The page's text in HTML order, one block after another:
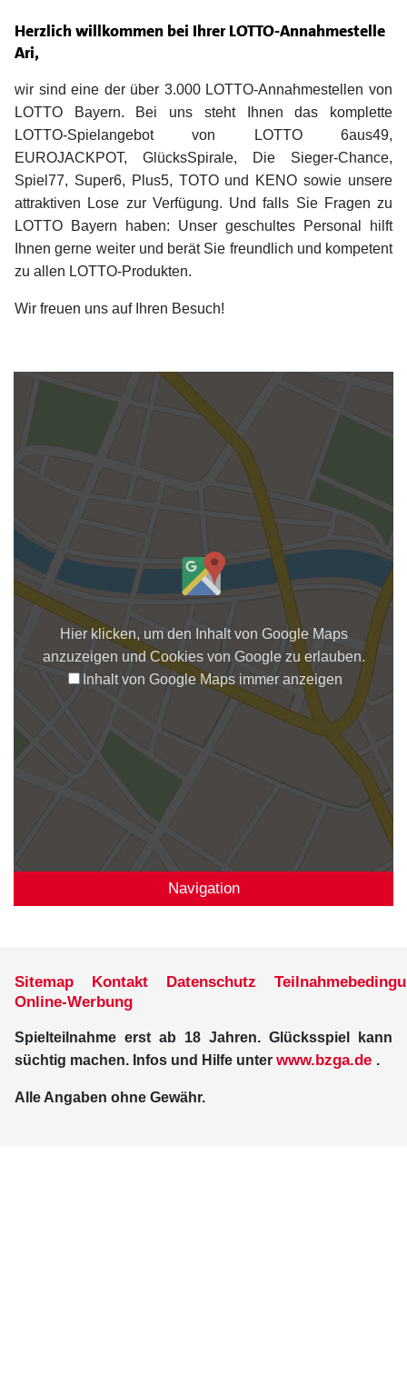
Herzlich willkommen bei Ihrer LOTTO-Annahmestelle
Ari,
wir sind eine der über 3.000 LOTTO-Annahmestellen von
LOTTO Bayern. Bei uns steht Ihnen das komplette
LOTTO-Spielangebot von LOTTO 6aus49,
EUROJACKPOT, GlücksSpirale, Die Sieger-Chance,
Spiel77, Super6, Plus5, TOTO und KENO sowie unsere
attraktiven Lose zur Verfügung. Und falls Sie Fragen zu
LOTTO Bayern haben: Unser geschultes Personal hilft
Ihnen gerne weiter und berät Sie freundlich und kompetent
zu allen LOTTO-Produkten.
Wir freuen uns auf Ihren Besuch!
Hier klicken, um den Inhalt von Google Maps
anzuzeigen und Cookies von Google zu erlauben.
Inhalt von Google Maps immer anzeigen
Navigation
Sitemap Kontakt Datenschutz
Online-Werbung
Spielteilnahme erst ab 18 Jahren. Glücksspiel kann
süchtig machen. Infos und Hilfe unter www.bzga.de .
Alle Angaben ohne Gewähr.